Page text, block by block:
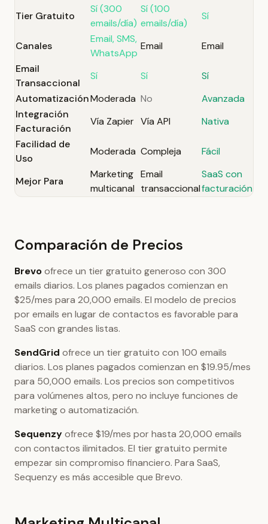
Tier Gratuito
Sí (300
emails/día)
Sí (100
emails/día)
Sí
Canales
Email, SMS,
WhatsApp
Email
Email
Email
Transaccional
Sí Sí
Sí
AutomatizaciónModerada No
Avanzada
Integración
Facturación
Vía Zapier Vía API
Nativa
Facilidad de
Uso
Moderada Compleja Fácil
Mejor Para
Marketing
multicanal
Email
transaccional
SaaS con
facturación
Comparación de Precios
Brevoofrece un tier gratuito generoso con 300
emails diarios. Los planes pagados comienzan en
$25/mes para 20,000 emails. El modelo de precios
por emails en lugar de contactos es favorable para
SaaS con grandes listas.
SendGrid ofrece un tier gratuito con 100 emails
diarios. Los planes pagados comienzan en $19.95/mes
para 50,000 emails. Los precios son competitivos
para volúmenes altos, pero no incluye funciones de
marketing o automatización.
Sequenzyofrece $19/mes por hasta 20,000 emails
con contactos ilimitados. El tier gratuito permite
empezar sin compromiso financiero. Para SaaS,
Sequenzy es más accesible que Brevo.